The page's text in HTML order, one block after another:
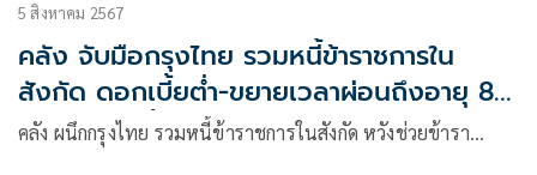
5 สิงหาคม 2567
คลัง จับมือกรุงไทย รวมหนี้ข้าราชการใน
สังกัด ดอกเบี้ยต่ำ-ขยายเวลาผ่อนถึงอายุ 80
ปี หวังแก้หนี้กลุ่มเปราะบาง
คลัง ผนึกกรุงไทย รวมหนี้ข้าราชการในสังกัด หวังช่วยข้ารา…